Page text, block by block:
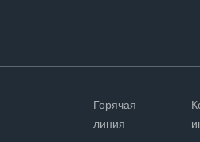
Горячая
линия